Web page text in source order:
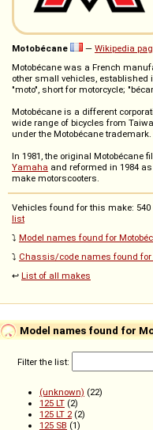
Motobécane — Wikipedia
Motobécane was a French
other small vehicles, established
"moto", short for motorcycle;
Motobécane is a different
wide range of bicycles from
under the Motobécane trademark.
In 1981, the original Motobécane
Yamaha and reformed in 1984 as
make motorscooters.
Vehicles found for this make:
list
⤵️ Model names found for
⤵️ Chassis/code names found for
↩️ List of all makes
Model names found for
Filter the list:
(unknown) (22)
125 LT (2)
125 LT 2(2)
125 SB (1)